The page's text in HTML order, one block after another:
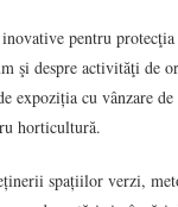
pentru
şi despre activităţi de
expoziția cu vânzare
horticultură.
spațiilor verzi,